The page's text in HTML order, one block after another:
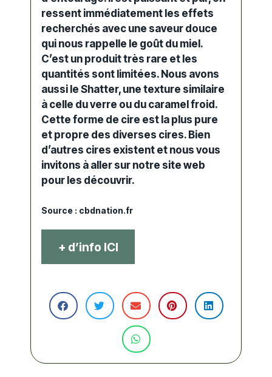
ressent immédiatement les effets
recherchés avec une saveur douce
qui nous rappelle le goût du miel.
C’est un produit très rare et les
quantités sont limitées. Nous avons
aussi le Shatter, une texture similaire
à celle du verre ou du caramel froid.
Cette forme de cire est la plus pure
et propre des diverses cires. Bien
d’autres cires existent et nous vous
invitons à aller sur notre site web
pour les découvrir.
Source : cbdnation.fr
+ d’info ICI